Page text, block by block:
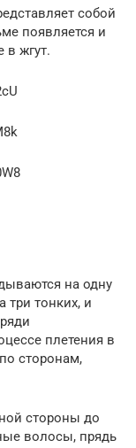
собой
появляется и
в жгут.
на одну
три тонких, и
плетения в
сторонам,
стороны до
волосы, прядь